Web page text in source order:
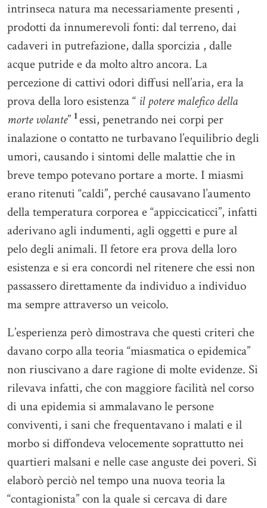
intrinseca natura ma necessariamente presenti ,
prodotti da innumerevoli fonti: dal terreno, dai
cadaveri in putrefazione, dalla sporcizia , dalle
acque putride e da molto altro ancora. La
percezione di cattivi odori diffusi nell’aria, era la
prova della loro esistenza “ il potere malefico della
morte volante” 1essi, penetrando nei corpi per
inalazione o contatto ne turbavano l’equilibrio degli
umori, causando i sintomi delle malattie che in
breve tempo potevano portare a morte. I miasmi
erano ritenuti “caldi”, perché causavano l’aumento
della temperatura corporea e “appiccicaticci”, infatti
aderivano agli indumenti, agli oggetti e pure al
pelo degli animali. Il fetore era prova della loro
esistenza e si era concordi nel ritenere che essi non
passassero direttamente da individuo a individuo
ma sempre attraverso un veicolo.
L’esperienza però dimostrava che questi criteri che
davano corpo alla teoria “miasmatica o epidemica”
non riuscivano a dare ragione di molte evidenze. Si
rilevava infatti, che con maggiore facilità nel corso
di una epidemia si ammalavano le persone
conviventi, i sani che frequentavano i malati e il
morbo si diffondeva velocemente soprattutto nei
quartieri malsani e nelle case anguste dei poveri. Si
elaborò perciò nel tempo una nuova teoria la
“contagionista” con la quale si cercava di dare